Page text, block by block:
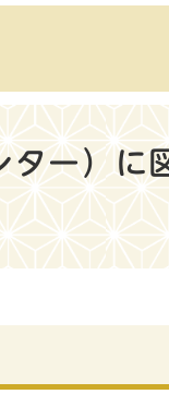
ー）に